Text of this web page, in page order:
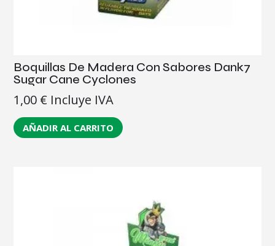
Boquillas De Madera Con Sabores Dank7
Sugar Cane Cyclones
1,00 € Incluye IVA
AÑADIR AL CARRITO